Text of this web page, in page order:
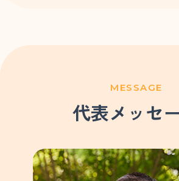
MESSAGE
代表メッセ